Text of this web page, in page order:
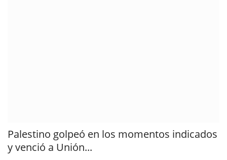
Palestino golpeó en los momentos indicados
y venció a Unión...